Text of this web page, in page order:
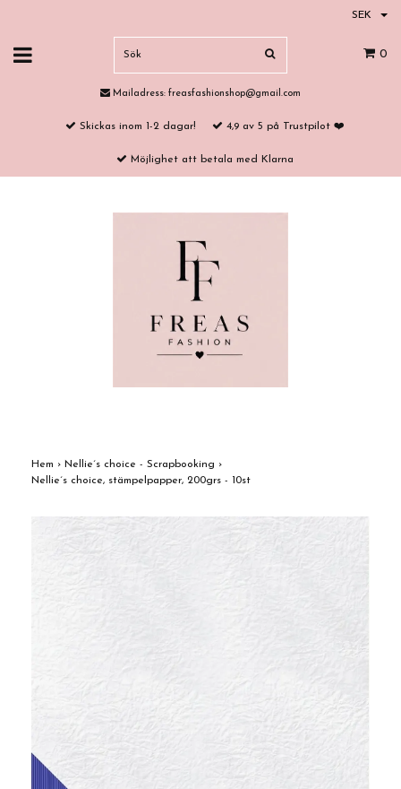
SEK
0
Mailadress: freasfashionshop@gmail.com
Skickas inom 1-2 dagar! 4,9 av 5 på Trustpilot ❤️
Möjlighet att betala med Klarna
Hem › Nellie´s choice - Scrapbooking ›
Nellie´s choice, stämpelpapper, 200grs - 10st